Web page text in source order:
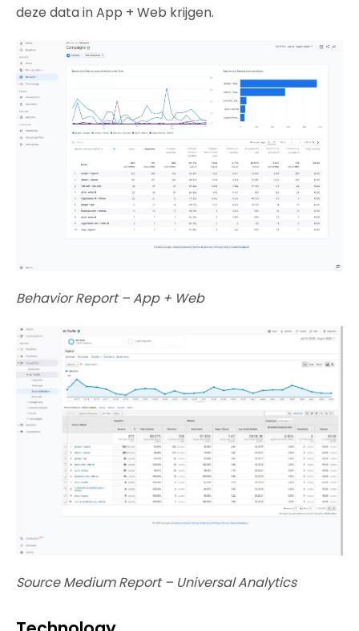
deze data in App + Web krijgen.
Behavior Report – App + Web
Source Medium Report – Universal Analytics